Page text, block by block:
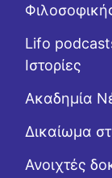
Lifo
Ιστορίες
Ακαδημία
Δικαίωμα
Ανοιχτές